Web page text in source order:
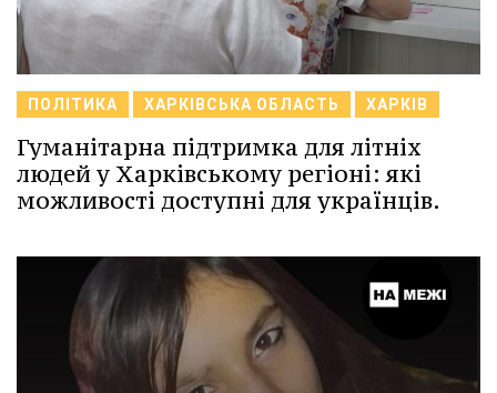
ПОЛІТИКА ХАРКІВСЬКА ОБЛАСТЬ ХАРКІВ
Гуманітарна підтримка для літніх
людей у Харківському регіоні: які
можливості доступні для українців.